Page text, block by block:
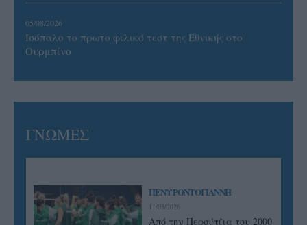
05/08/2026
Ισόπαλο το πρωτο φιλικό τεστ της Εθνικής στο
Ουρμπίνο
ΓΝΩΜΕΣ
ΠΕΝΥ ΡΟΝΤΟΓΙΑΝΝΗ
11/03/2026
Από την Περούτζια του 2000